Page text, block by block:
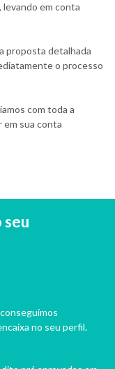
levando em conta
proposta detalhada
o processo
com toda a
em sua conta
seu
no seu perfil.